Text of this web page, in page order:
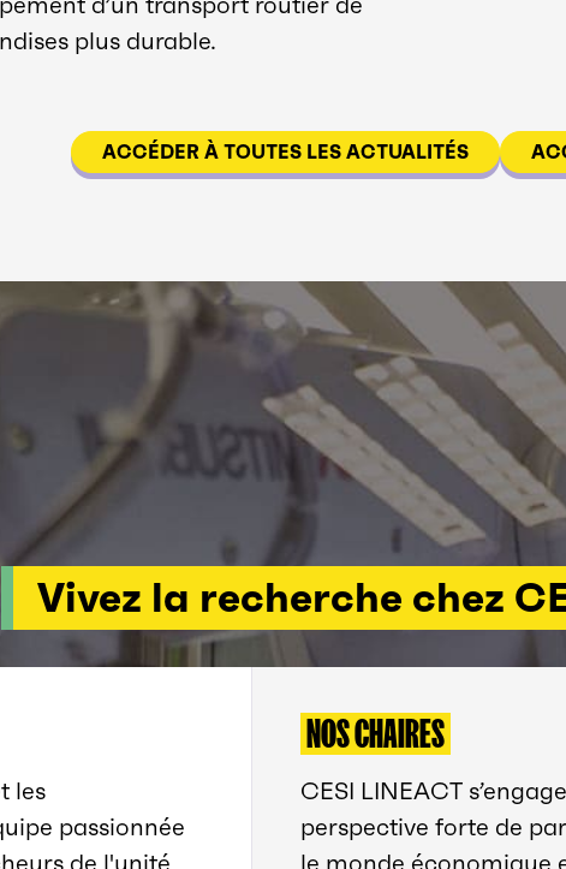
plus durable.
ACCÉDER À TOUTES LES ACTUALITÉS
Vivez la recherche chez
les
passionnée
de l'unité
NOS CHAIRES
CESI LINEACT
perspective forte de
le monde économique